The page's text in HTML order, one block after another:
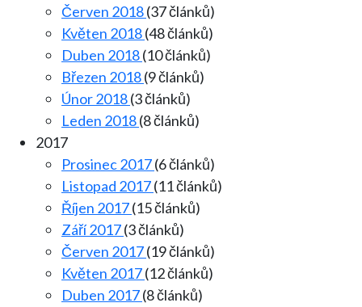
Červen 2018(37 článků)
Květen 2018(48 článků)
Duben 2018(10 článků)
Březen 2018(9 článků)
Únor 2018(3 článků)
Leden 2018(8 článků)
2017
Prosinec 2017(6 článků)
Listopad 2017(11 článků)
Říjen 2017(15 článků)
Září 2017(3 článků)
Červen 2017(19 článků)
Květen 2017(12 článků)
Duben 2017(8 článků)